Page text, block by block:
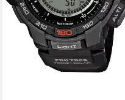
-11%
lieferbar - in 2-3 Werktagen bei dir